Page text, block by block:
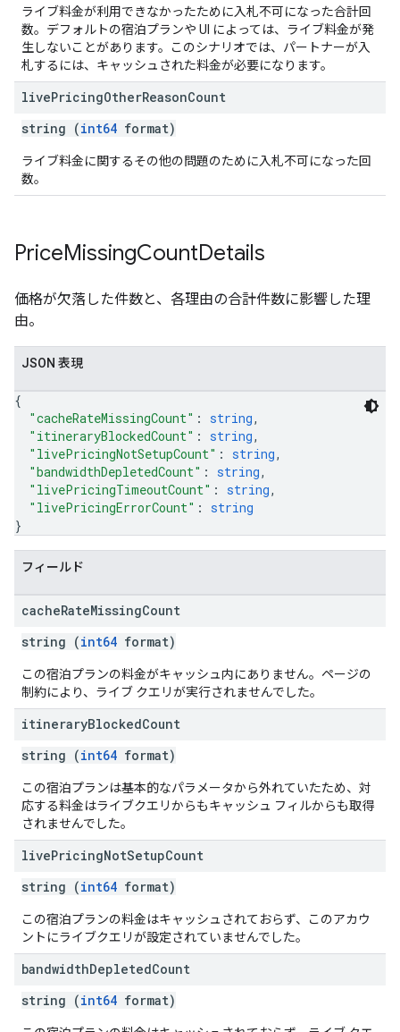
ライブ料金が利用できなかったために入札不可になった合計回
数。デフォルトの宿泊プランや UI によっては、ライブ料金が発
生しないことがあります。このシナリオでは、パートナーが入
札するには、キャッシュされた料金が必要になります。
livePricingOtherReasonCount
string (int64 format)
ライブ料金に関するその他の問題のために入札不可になった回
数。
PriceMissingCountDetails
価格が欠落した件数と、各理由の合計件数に影響した理
由。
JSON 表現
{
"cacheRateMissingCount" : string,
"itineraryBlockedCount" : string,
"livePricingNotSetupCount" : string,
"bandwidthDepletedCount" : string,
"livePricingTimeoutCount" : string,
"livePricingErrorCount" : string
}
フィールド
cacheRateMissingCount
string (int64 format)
この宿泊プランの料金がキャッシュ内にありません。ページの
制約により、ライブ クエリが実行されませんでした。
itineraryBlockedCount
string (int64 format)
この宿泊プランは基本的なパラメータから外れていたため、対
応する料金はライブクエリからもキャッシュ フィルからも取得
されませんでした。
livePricingNotSetupCount
string (int64 format)
この宿泊プランの料金はキャッシュされておらず、このアカウ
ントにライブクエリが設定されていませんでした。
bandwidthDepletedCount
string (int64 format)